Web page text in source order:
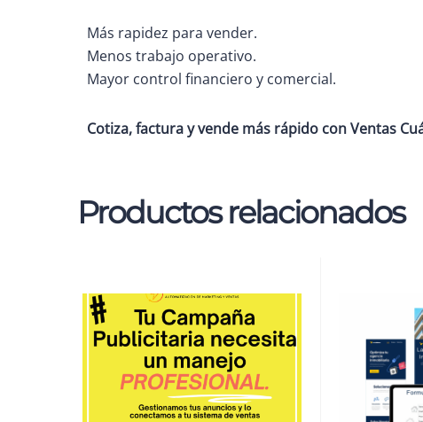
Más rapidez para vender.
Menos trabajo operativo.
Mayor control financiero y comercial.
Cotiza, factura y vende más rápido con Ventas
Productos relacionados